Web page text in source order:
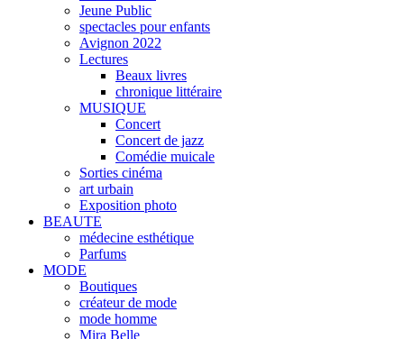
Jeune Public
spectacles pour enfants
Avignon 2022
Lectures
Beaux livres
chronique littéraire
MUSIQUE
Concert
Concert de jazz
Comédie muicale
Sorties cinéma
art urbain
Exposition photo
BEAUTE
médecine esthétique
Parfums
MODE
Boutiques
créateur de mode
mode homme
Mira Belle